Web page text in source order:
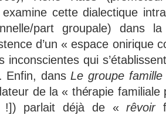
cette dialectique
part groupale) dans
d’un « espace onirique
inconscientes qui
Enfin, dans Le groupe
de la « thérapie familiale
!]) parlait déjà de «rêvoir